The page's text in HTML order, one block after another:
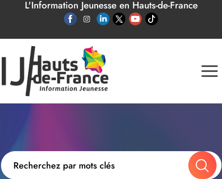
Panneau de gestion des cookies
L'Information Jeunesse en Hauts-de-France